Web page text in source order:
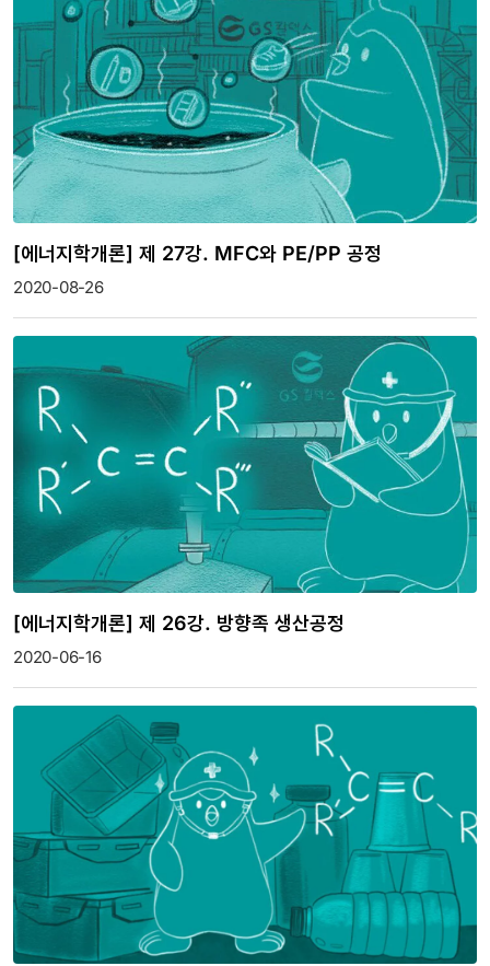
[에너지학개론] 제 27강. MFC와 PE/PP 공정
2020-08-26
[에너지학개론] 제 26강. 방향족 생산공정
2020-06-16